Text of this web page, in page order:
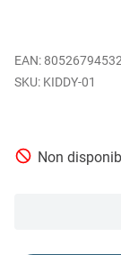
EAN:
KIDDY-01
Non